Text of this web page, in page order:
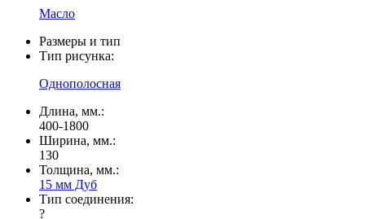
Масло
Размеры и тип
Тип рисунка:
Однополосная
Длина, мм.:
400-1800
Ширина, мм.:
130
Толщина, мм.:
15 мм Дуб
Тип соединения:
?